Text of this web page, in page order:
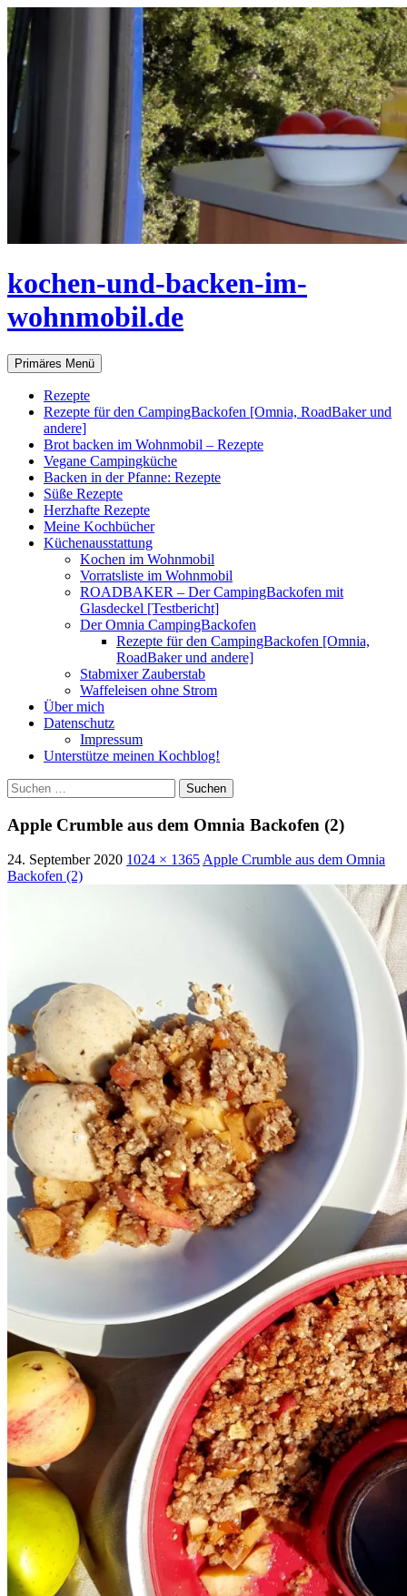
Zum
Inhalt
springen
kochen-und-backen-im-
wohnmobil.de
Suchen
Primäres Menü
Rezepte
Rezepte für den CampingBackofen [Omnia, RoadBaker und
andere]
Brot backen im Wohnmobil – Rezepte
Vegane Campingküche
Backen in der Pfanne: Rezepte
Süße Rezepte
Herzhafte Rezepte
Meine Kochbücher
Küchenausstattung
Kochen im Wohnmobil
Vorratsliste im Wohnmobil
ROADBAKER – Der CampingBackofen mit
Glasdeckel [Testbericht]
Der Omnia CampingBackofen
Rezepte für den CampingBackofen [Omnia,
RoadBaker und andere]
Stabmixer Zauberstab
Waffeleisen ohne Strom
Über mich
Datenschutz
Impressum
Unterstütze meinen Kochblog!
Suchen
nach:
Apple Crumble aus dem Omnia Backofen (2)
24. September 2020 1024 × 1365 Apple Crumble aus dem Omnia
Backofen (2)